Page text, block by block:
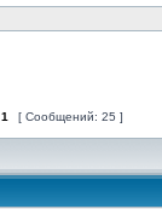
1 [ Сообщений: 25 ]